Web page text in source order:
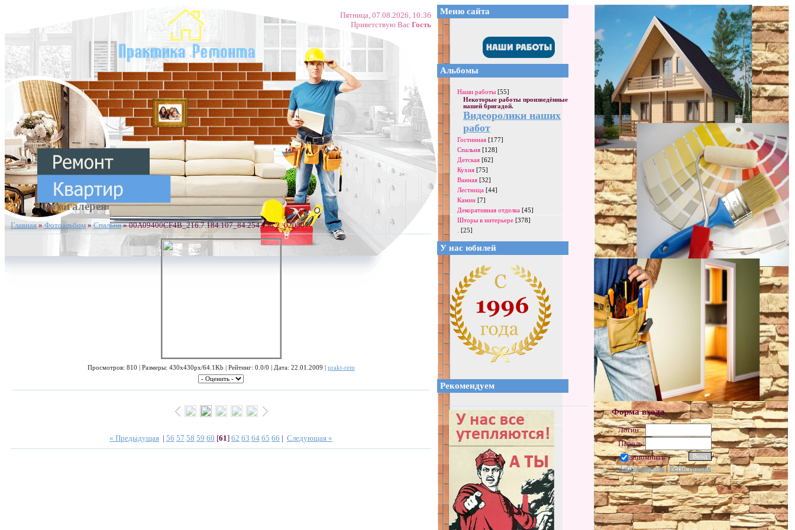
Пятница, 07.08.2026, 10:36
Приветствую Вас Гость
Фотогалерея
Главная»Фотоальбом »Спальня» 00A09400CF4B_216.7.184.107_84.254.138.2_020307
Просмотров: 810 | Размеры: 430x430px/64.1Kb | Рейтинг: 0.0/0 | Дата: 22.01.2009 | prakt-rem
« Предыдущая | 56 57 58 59 60 [61] 62 63 64 65 66 | Следующая »
Меню сайта
Альбомы
Наши работы [55]
Некоторые работы произведённые
нашей бригадой.
Видеоролики наших
работ
Гостинная [177]
Спальня [128]
Детская [62]
Кухня [75]
Ванная [32]
Лестница [44]
Камин [7]
Декоративная отделка [45]
Шторы в интерьере [378]
[25]
У нас юбилей
Рекомендуем
Форма входа
Логин:
Пароль:
запомнить
Забыл пароль|Регистрация